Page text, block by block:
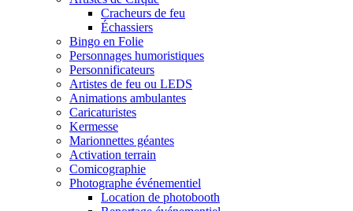
Cracheurs de feu
Échassiers
Bingo en Folie
Personnages humoristiques
Personnificateurs
Artistes de feu ou LEDS
Animations ambulantes
Caricaturistes
Kermesse
Marionnettes géantes
Activation terrain
Comicographie
Photographe événementiel
Location de photobooth